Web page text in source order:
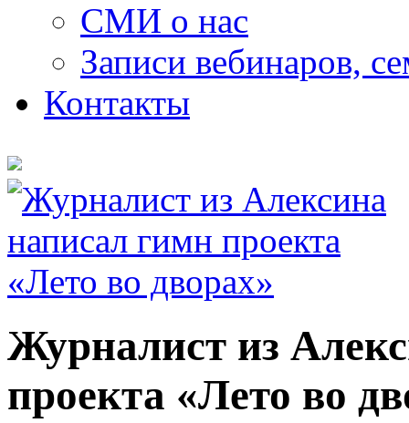
СМИ о нас
Записи вебинаров,
Контакты
Журналист из
проекта «Лето во